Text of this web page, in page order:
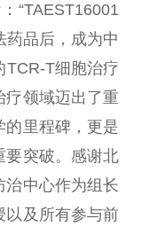
“TAEST16001
药品后，成为中
TCR-T细胞治疗
疗领域迈出了重
的里程碑，更是
要突破。感谢北
治中心作为组长
以及所有参与前